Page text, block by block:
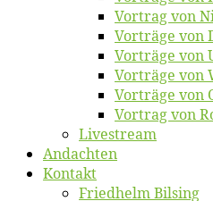
Vor­trag von
Vor­trä­ge von
Vor­trä­ge von
Vor­trä­ge von
Vor­trä­ge von
Vor­trag von
Live­stream
An­dach­ten
Kon­takt
Fried­helm Bilsing